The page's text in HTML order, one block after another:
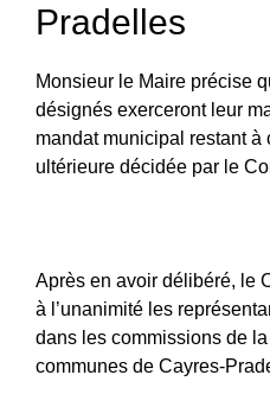
Pradelles
Monsieur le Maire précise
désignés exerceront leur
mandat municipal restant à
ultérieure décidée par le
Après en avoir délibéré, le
à l’unanimité les
dans les commissions de
communes de Cayres-